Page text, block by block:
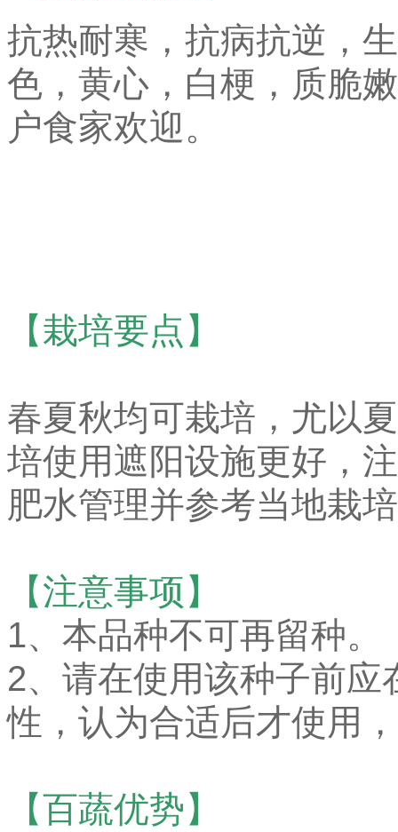
抗热耐寒，抗病抗逆，
色，黄心，白梗，质脆
户食家欢迎。
【栽培要点】
春夏秋均可栽培，尤以
培使用遮阳设施更好，
肥水管理并参考当地栽
【注意事项】
1、本品种不可再留种。
2、请在使用该种子前
性，认为合适后才使用
【百蔬优势】